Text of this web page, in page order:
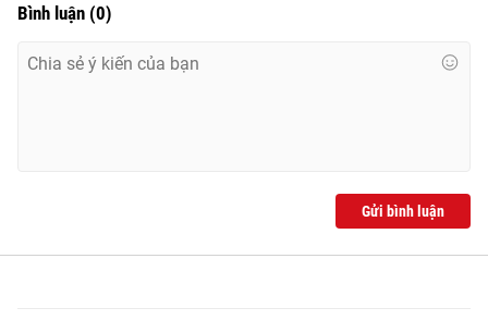
Liên hệ quảng cáo:
Bình luận (0)
Gửi bình luận